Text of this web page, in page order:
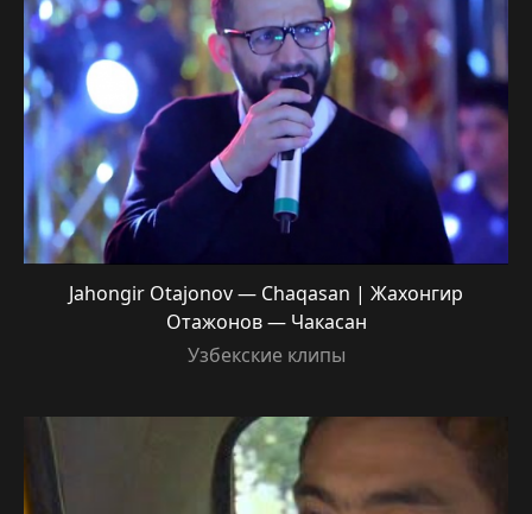
Jahongir Otajonov — Chaqasan | Жахонгир
Отажонов — Чакасан
Узбекские клипы